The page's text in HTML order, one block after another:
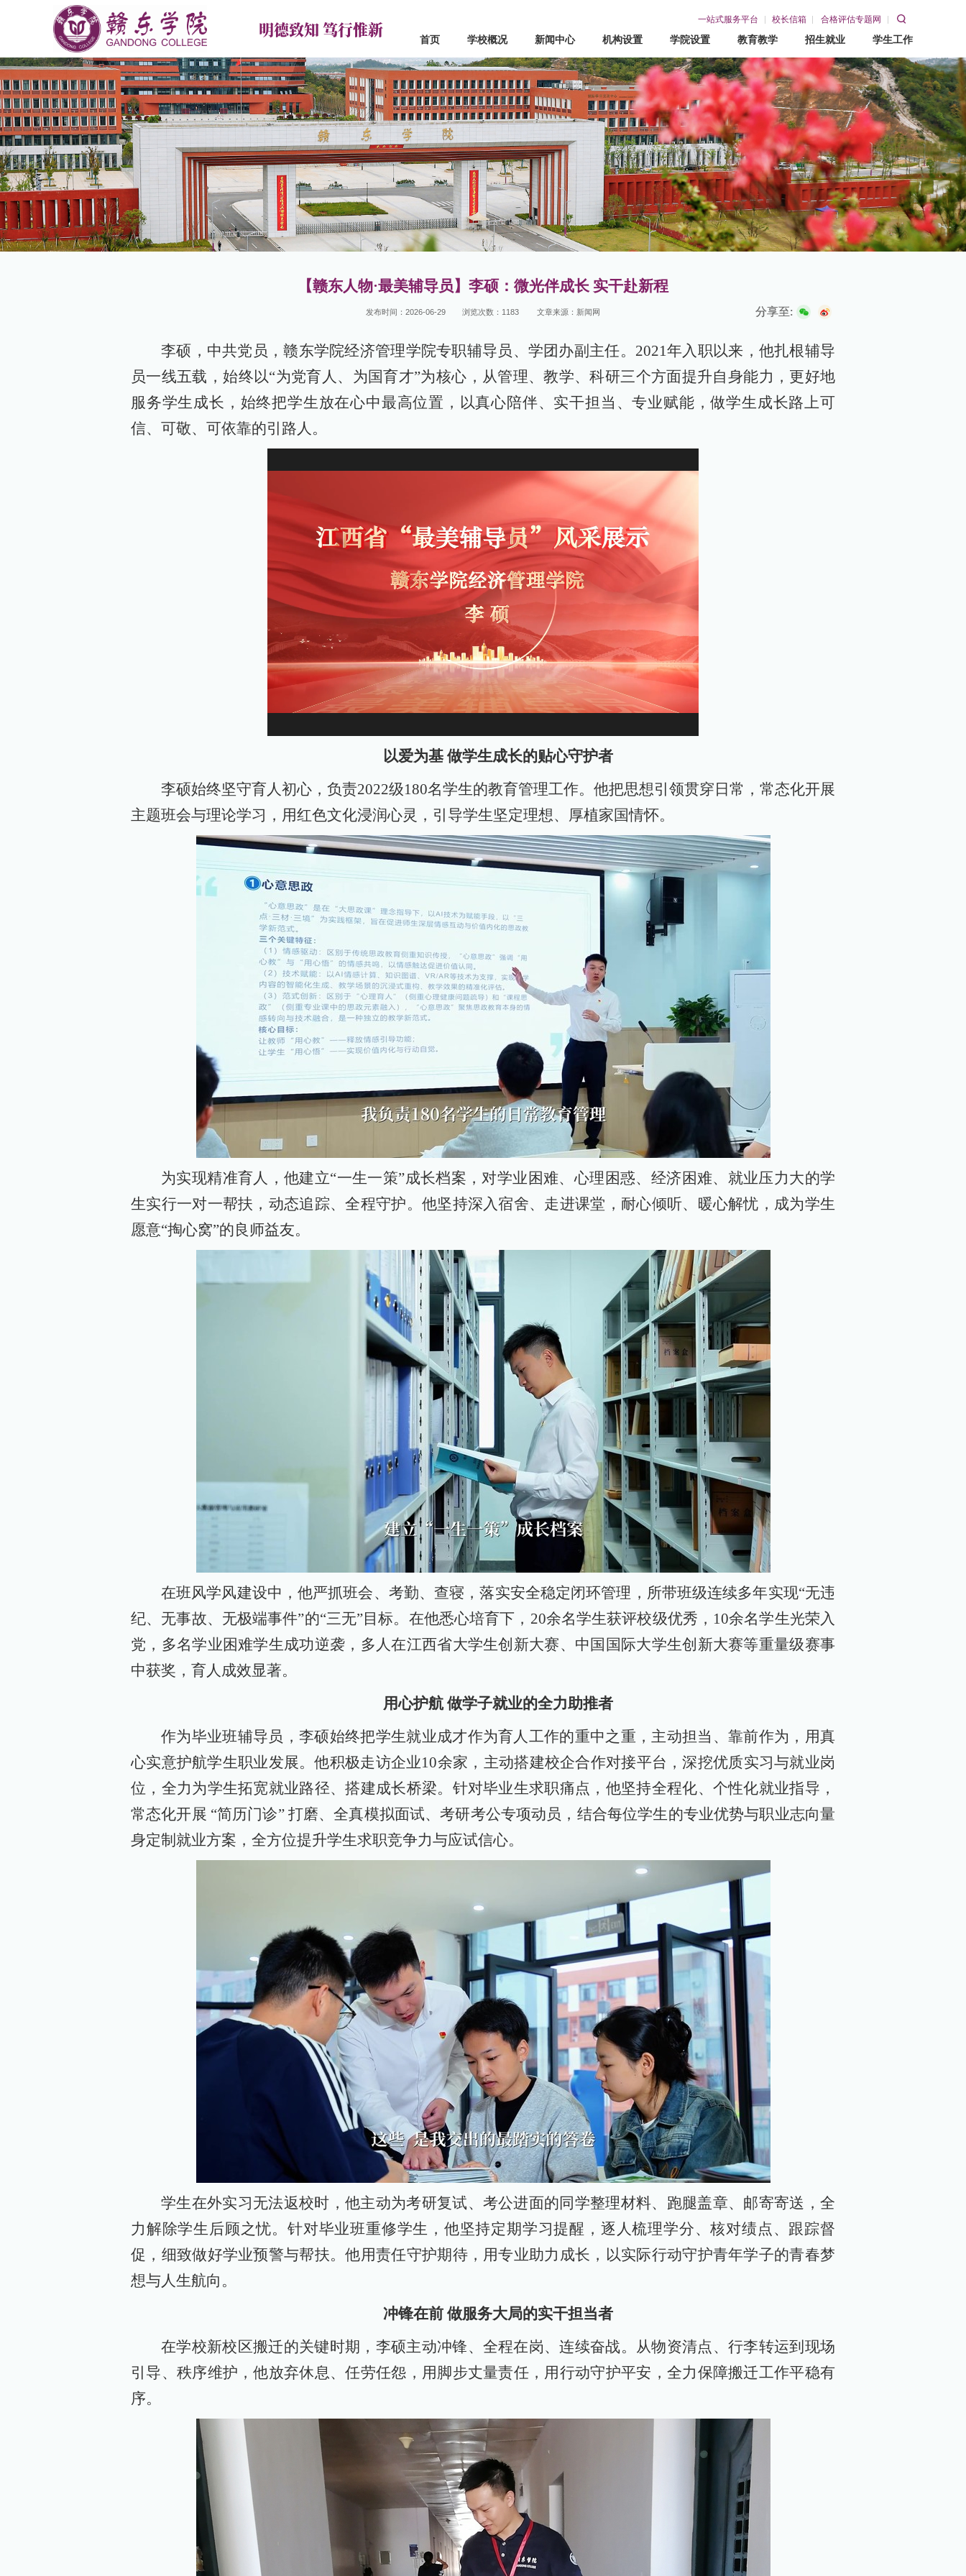
明德致知 笃行惟新 一站式服务平台 校长信箱 合格评估专题网
首页 学校概况 新闻中心 机构设置 学院设置 教育教学 招生就业 学生工作
首页 学校概况
学校简介
学校章程
校训校徽校歌校旗
新闻中心
学校要闻
专题热点
媒体报道
校园传真
合作交流
机构设置
党政部门
群团组织
教学机构
学院设置
信息工程学院
机械与电子工程学院
经济管理学院
人文学院
马克思主义学院
创新创业学院
基础教学部
教育教学
教务网
招生就业
招生网
就业网
学生工作
学工在线
赣东青年
【赣东人物·最美辅导员】李硕：微光伴成长 实干赴新程
发布时间：2026-06-29 浏览次数： 1183 文章来源：新闻网 分享至:
李硕，中共党员，赣东学院经济管理学院专职辅导员、学团办副主任。2021年入职以来，他扎根辅导
员一线五载，始终以“为党育人、为国育才”为核心，从管理、教学、科研三个方面提升自身能力，更好地
服务学生成长，始终把学生放在心中最高位置，以真心陪伴、实干担当、专业赋能，做学生成长路上可
信、可敬、可依靠的引路人。
以爱为基 做学生成长的贴心守护者
李硕始终坚守育人初心，负责2022级180名学生的教育管理工作。他把思想引领贯穿日常，常态化开展
主题班会与理论学习，用红色文化浸润心灵，引导学生坚定理想、厚植家国情怀。
为实现精准育人，他建立“一生一策”成长档案，对学业困难、心理困惑、经济困难、就业压力大的学
生实行一对一帮扶，动态追踪、全程守护。他坚持深入宿舍、走进课堂，耐心倾听、暖心解忧，成为学生
愿意“掏心窝”的良师益友。
在班风学风建设中，他严抓班会、考勤、查寝，落实安全稳定闭环管理，所带班级连续多年实现“无违
纪、无事故、无极端事件”的“三无”目标。在他悉心培育下，20余名学生获评校级优秀，10余名学生光荣入
党，多名学业困难学生成功逆袭，多人在江西省大学生创新大赛、中国国际大学生创新大赛等重量级赛事
中获奖，育人成效显著。
用心护航 做学子就业的全力助推者
作为毕业班辅导员，李硕始终把学生就业成才作为育人工作的重中之重，主动担当、靠前作为，用真
心实意护航学生职业发展。他积极走访企业10余家，主动搭建校企合作对接平台，深挖优质实习与就业岗
位，全力为学生拓宽就业路径、搭建成长桥梁。针对毕业生求职痛点，他坚持全程化、个性化就业指导，
常态化开展 “简历门诊” 打磨、全真模拟面试、考研考公专项动员，结合每位学生的专业优势与职业志向量
身定制就业方案，全方位提升学生求职竞争力与应试信心。
学生在外实习无法返校时，他主动为考研复试、考公进面的同学整理材料、跑腿盖章、邮寄寄送，全
力解除学生后顾之忧。针对毕业班重修学生，他坚持定期学习提醒，逐人梳理学分、核对绩点、跟踪督
促，细致做好学业预警与帮扶。他用责任守护期待，用专业助力成长，以实际行动守护青年学子的青春梦
想与人生航向。
冲锋在前 做服务大局的实干担当者
在学校新校区搬迁的关键时期，李硕主动冲锋、全程在岗、连续奋战。从物资清点、行李转运到现场
引导、秩序维护，他放弃休息、任劳任怨，用脚步丈量责任，用行动守护平安，全力保障搬迁工作平稳有
序。